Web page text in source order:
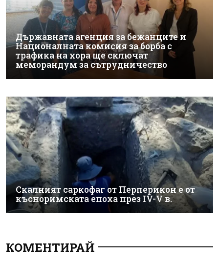
Държавната агенция за бежанците и
Националната комисия за борба с
трафика на хора ще сключат
меморандум за сътрудничество
Скалният саркофаг от Перперикон е от
късноримската епоха през IV-V в.
КОМЕНТИРАЙ